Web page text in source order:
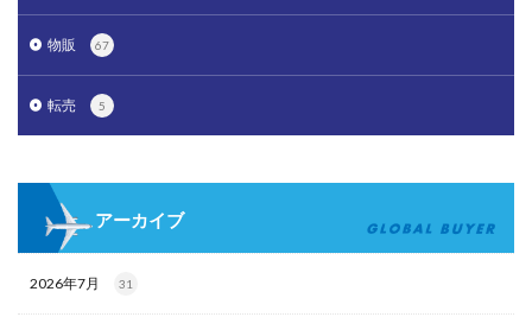
物販 67
転売 5
アーカイブ
2026年7月 31